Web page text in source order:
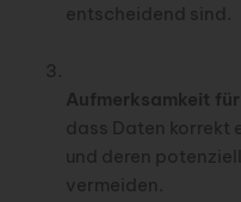
entscheidend sind.
Aufmerksamkeit
dass Daten korrekt
und deren
vermeiden.